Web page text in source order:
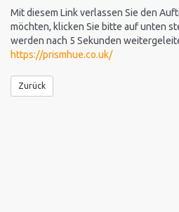
Mit diesem Link verlassen Sie den
möchten, klicken Sie bitte auf unten
werden nach 5 Sekunden
https://prismhue.co.uk/
Zurück